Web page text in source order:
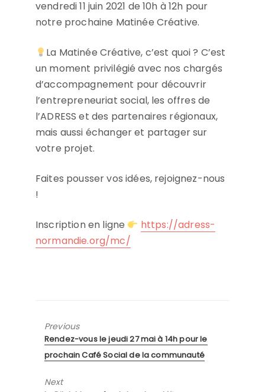
vendredi 11 juin 2021 de 10h à 12h pour
notre prochaine Matinée Créative.
La Matinée Créative, c’est quoi ? C’est
un moment privilégié avec nos chargés
d’accompagnement pour découvrir
l’entrepreneuriat social, les offres de
l’ADRESS et des partenaires régionaux,
mais aussi échanger et partager sur
votre projet.
Faites pousser vos idées, rejoignez-nous
!
Inscription en ligne
https://adress-
normandie.org/mc/
Previous
Previous
post:
Rendez-vous le jeudi 27 mai à 14h pour le
prochain Café Social de la communauté
Next